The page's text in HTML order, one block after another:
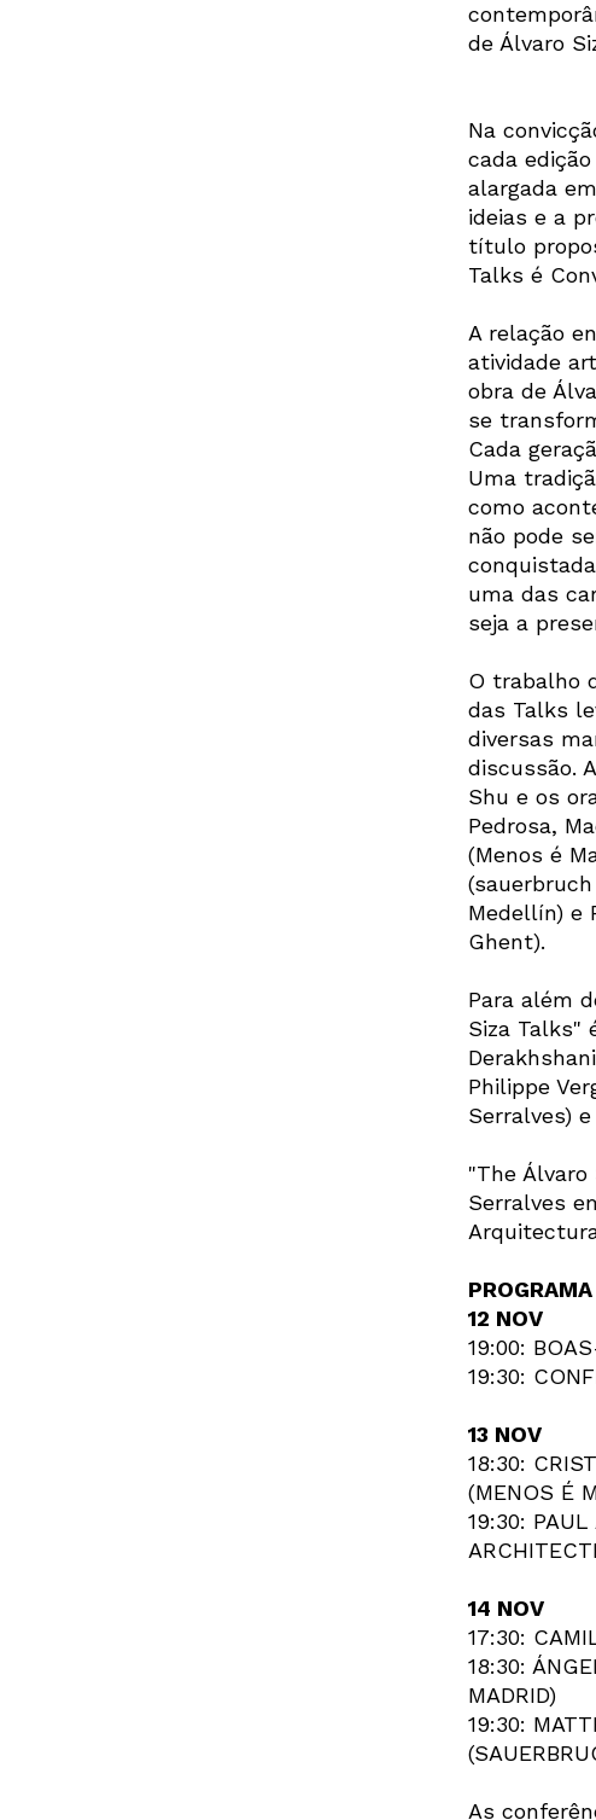
de Álvaro
Na
cada
alargada
ideias e a
título
Talks é
A relação
atividade
obra de
se
Cada
Uma
como
não pode
uma das
seja a
O trabalho
das Talks
diversas
discussão.
Shu e os
Pedrosa,
(Menos é
Medellín) e
Ghent).
Para além
Siza Talks"
Philippe
Serralves)
"The Álvaro
Serralves
PROGRAMA
12 NOV
19:00:
19:30:
13 NOV
18:30:
(MENOS É
19:30: PAUL
14 NOV
17:30:
18:30:
MADRID)
19:30:
As